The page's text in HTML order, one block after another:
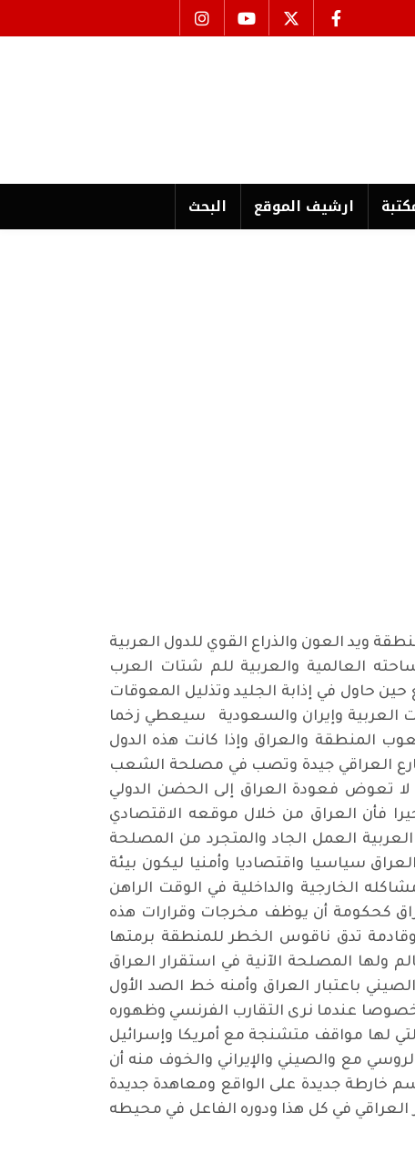
ارشیف الموقع البحث
ويد العون والذراع القوي للدول العربية
العالمية والعربية للم شتات العرب
حاول في إذابة الجليد وتذليل المعوقات
العربية وإيران والسعودية سيعطي زخما
المنطقة والعراق وإذا كانت هذه الدول
العراقي جيدة وتصب في مصلحة الشعب
لا تعوض فعودة العراق إلى الحضن الدولي
فأن العراق من خلال موقعه الاقتصادي
العربية العمل الجاد والمتجرد من المصلحة
سياسيا واقتصاديا وأمنيا ليكون بيئة
الخارجية والداخلية في الوقت الراهن
كحكومة أن يوظف مخرجات وقرارات هذه
تدق ناقوس الخطر للمنطقة برمتها
ولها المصلحة الآنية في استقرار العراق
باعتبار العراق وأمنه خط الصد الأول
عندما نرى التقارب الفرنسي وظهوره
لها مواقف متشنجة مع أمريكا وإسرائيل
مع والصيني والإيراني والخوف منه أن
خارطة جديدة على الواقع ومعاهدة جديدة
في كل هذا ودوره الفاعل في محيطه